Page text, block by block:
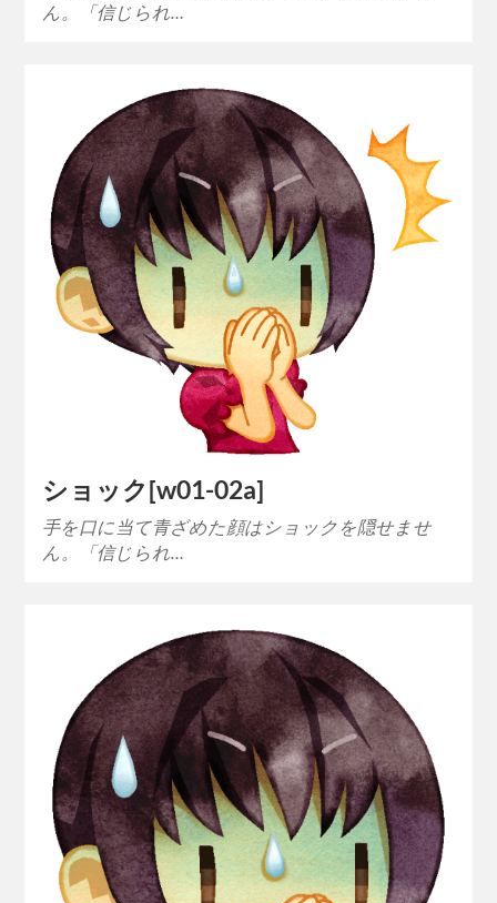
ん。「信じられ…
ショック[w01-02a]
手を口に当て青ざめた顔はショックを隠せませ
ん。「信じられ…